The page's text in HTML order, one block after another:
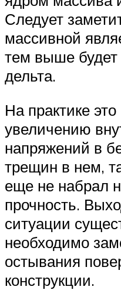
Следует
массивной
тем выше будет
дельта.
На практике
увеличению
напряжений в
трещин в нем,
еще не набрал
прочность.
ситуации
необходимо
остывания
конструкции.